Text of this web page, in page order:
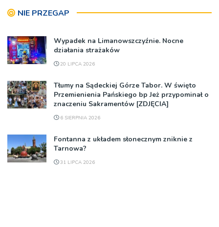
NIE PRZEGAP
Wypadek na Limanowszczyźnie. Nocne
działania strażaków
20 LIPCA 2026
Tłumy na Sądeckiej Górze Tabor. W święto
Przemienienia Pańskiego bp Jeż przypominał o
znaczeniu Sakramentów [ZDJĘCIA]
6 SIERPNIA 2026
Fontanna z układem słonecznym zniknie z
Tarnowa?
31 LIPCA 2026